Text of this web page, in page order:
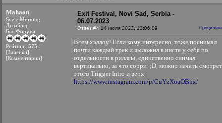
Mahaon
Suzie Morning
Дизайнер
Бог Форума
Рейтинг: 575
[Заценки]
[Комментарии]
Exit Festival, Novi Sad, Serbia -
06.07.2023
Ответ #4 14 июля 2023, 13:06:09
Всем хэллоу! Если кому интересно, тоже поснимал
почти каждый трек и выложил в инсте у себя по
отдельности в риллсы, единственно снимал
вертикально, за что сорри ;D, можно начать
этого Trigger Intro и верх
https://www.instagram.com/p/CuYzXoaOBhx/